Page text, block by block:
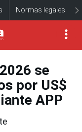
Normas legales
se
por US$
APP